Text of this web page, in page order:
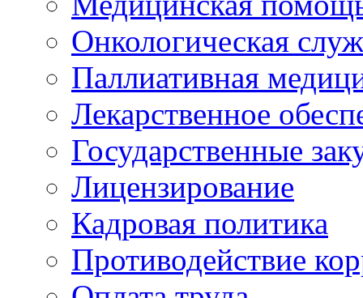
Онкологическая
Паллиативная
Лекарственное
Государственные
Лицензирование
Кадровая политика
Противодействие